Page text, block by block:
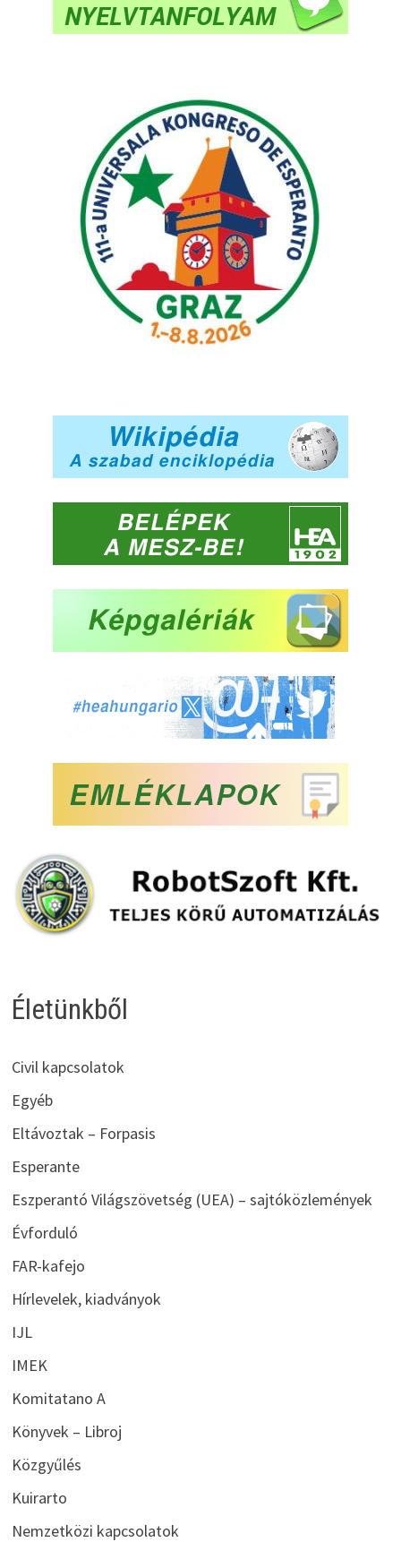
Életünkből
Civil kapcsolatok
Egyéb
Eltávoztak – Forpasis
Esperante
Eszperantó Világszövetség (UEA) – sajtóközlemények
Évforduló
FAR-kafejo
Hírlevelek, kiadványok
IJL
IMEK
Komitatano A
Könyvek – Libroj
Közgyűlés
Kuirarto
Nemzetközi kapcsolatok